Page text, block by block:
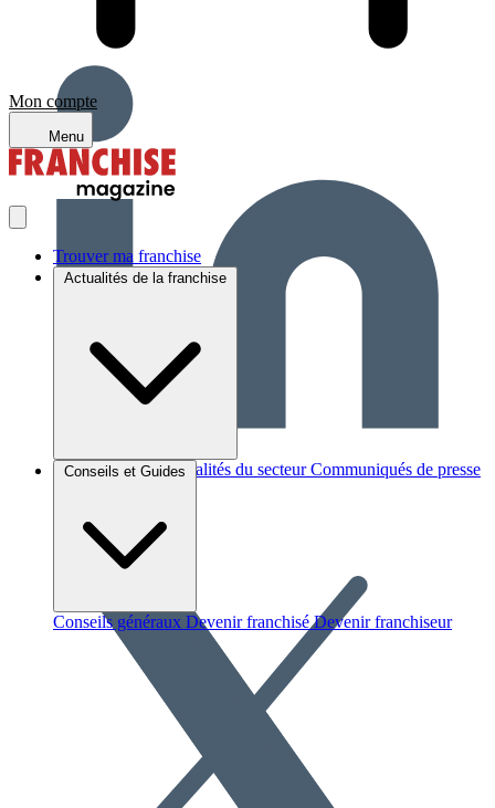
Mon compte
Menu
Trouver ma franchise
Actualités de la franchise
Brèves et actus Actualités du secteur Communiqués de presse
Conseils et Guides
Conseils généraux Devenir franchisé Devenir franchiseur